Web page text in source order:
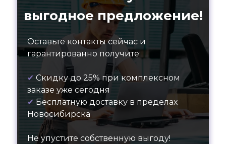
выгодное предложение!
Оставьте контакты сейчас и
гарантированно получите:
✔ Скидку до 25% при комплексном
заказе уже сегодня
✔ Бесплатную доставку в пределах
Новосибирска
Не упустите собственную выгоду!